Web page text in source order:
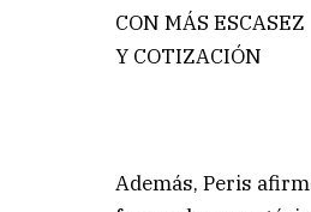
CON MÁS ESCASEZ
Y COTIZACIÓN
Además, Peris